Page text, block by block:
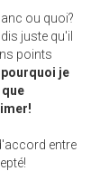
ou quoi?
juste qu'il
points
pourquoi je
entre